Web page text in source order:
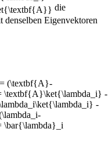
die
denselben Eigenvektoren